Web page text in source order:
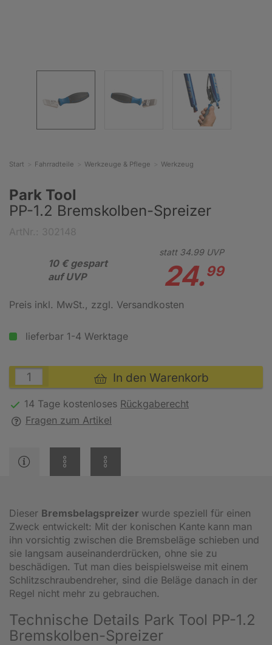
Start Fahrradteile Werkzeuge & Pflege Werkzeug
Park Tool
PP-1.2 Bremskolben-Spreizer
10 € gespart
auf UVP
statt 34.99UVP
24.99
Preis inkl. MwSt., zzgl. Versandkosten
lieferbar 1-4 Werktage
In den Warenkorb
14 Tage kostenloses Rückgaberecht
Fragen zum Artikel
Dieser Bremsbelagspreizer wurde speziell für einen
Zweck entwickelt: Mit der konischen Kante kann man
ihn vorsichtig zwischen die Bremsbeläge schieben und
sie langsam auseinanderdrücken, ohne sie zu
beschädigen. Tut man dies beispielsweise mit einem
Schlitzschraubendreher, sind die Beläge danach in der
Regel nicht mehr zu gebrauchen.
Technische Details Park Tool PP-1.2
Bremskolben-Spreizer